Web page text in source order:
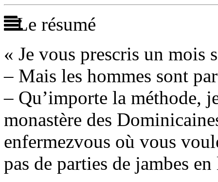
Le résumé
« Je vous prescris un mois
– Mais les hommes sont
– Qu’importe la méthode,
monastère des
enfermezvous où vous
pas de parties de jambes